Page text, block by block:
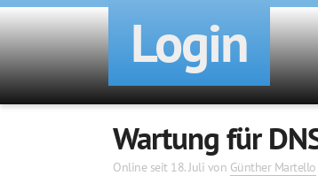
Login
Wartung für
Online seit 18. Juli von Günther Martello